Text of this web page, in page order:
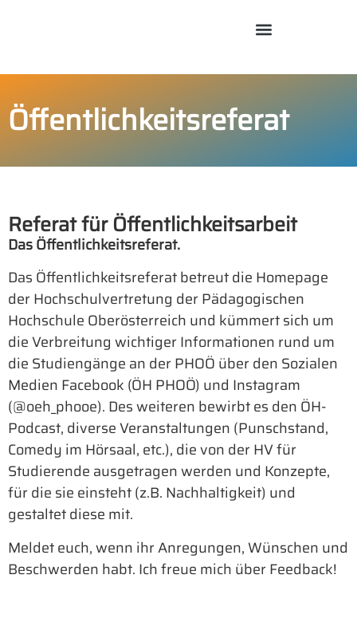
Öffentlichkeitsreferat
Referat für Öffentlichkeitsarbeit
Das Öffentlichkeitsreferat.
Das Öffentlichkeitsreferat betreut die Homepage
der Hochschulvertretung der Pädagogischen
Hochschule Oberösterreich und kümmert sich um
die Verbreitung wichtiger Informationen rund um
die Studiengänge an der PHOÖ über den Sozialen
Medien Facebook (ÖH PHOÖ) und Instagram
(@oeh_phooe). Des weiteren bewirbt es den ÖH-
Podcast, diverse Veranstaltungen (Punschstand,
Comedy im Hörsaal, etc.), die von der HV für
Studierende ausgetragen werden und Konzepte,
für die sie einsteht (z.B. Nachhaltigkeit) und
gestaltet diese mit.
Meldet euch, wenn ihr Anregungen, Wünschen und
Beschwerden habt. Ich freue mich über Feedback!